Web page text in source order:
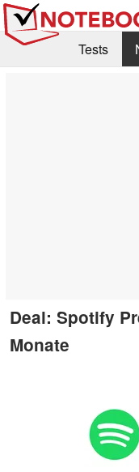
Tests
Deal: Spotify
Monate